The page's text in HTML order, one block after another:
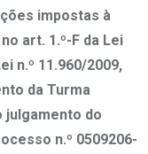
impostas à
art. 1.º-F da Lei
n.º 11.960/2009,
da Turma
julgamento do
n.º 0509206-